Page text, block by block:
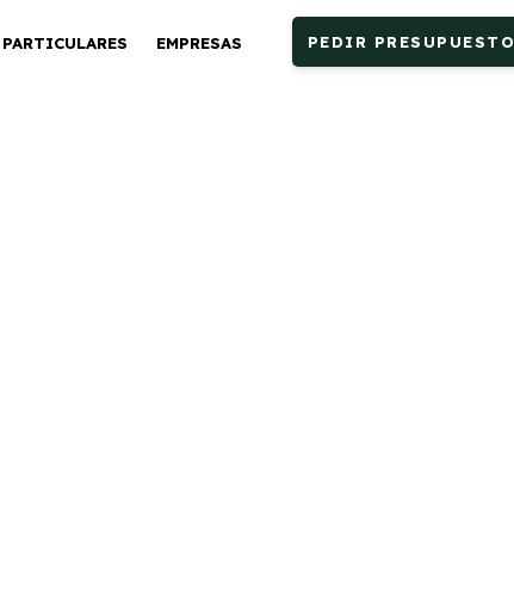
PARTICULARES EMPRESAS PEDIR PRESUPUESTO